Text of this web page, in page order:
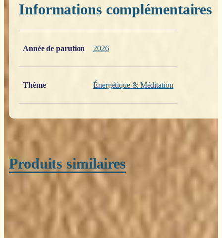
Informations complémentaires
Année de parution
2026
Thème Énergétique & Méditation
Produits similaires